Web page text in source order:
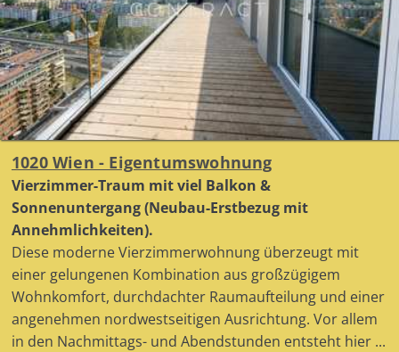
1020 Wien - Eigentumswohnung
Vierzimmer-Traum mit viel Balkon &
Sonnenuntergang (Neubau-Erstbezug mit
Annehmlichkeiten).
Diese moderne Vierzimmerwohnung überzeugt mit
einer gelungenen Kombination aus großzügigem
Wohnkomfort, durchdachter Raumaufteilung und einer
angenehmen nordwestseitigen Ausrichtung. Vor allem
in den Nachmittags- und Abendstunden entsteht hier ...